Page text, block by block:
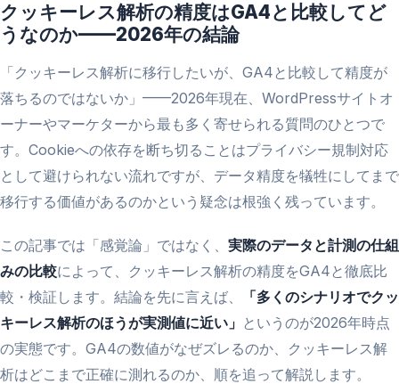
クッキーレス解析の精度はGA4と比較してど
うなのか——2026年の結論
「クッキーレス解析に移行したいが、GA4と比較して精度が
落ちるのではないか」——2026年現在、WordPressサイトオ
ーナーやマーケターから最も多く寄せられる質問のひとつで
す。Cookieへの依存を断ち切ることはプライバシー規制対応
として避けられない流れですが、データ精度を犠牲にしてまで
移行する価値があるのかという疑念は根強く残っています。
この記事では「感覚論」ではなく、 実際のデータと計測の仕組
みの比較によって、クッキーレス解析の精度をGA4と徹底比
較・検証します。結論を先に言えば、
「多くのシナリオでクッ
キーレス解析のほうが実測値に近い」 というのが2026年時点
の実態です。GA4の数値がなぜズレるのか、クッキーレス解
析はどこまで正確に測れるのか、順を追って解説します。